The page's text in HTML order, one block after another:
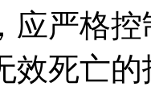
应严格
效死亡